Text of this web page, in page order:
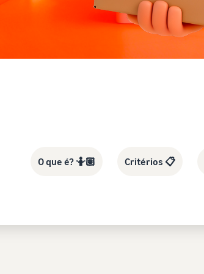
O que é? 🤷🏽 Critérios 📋